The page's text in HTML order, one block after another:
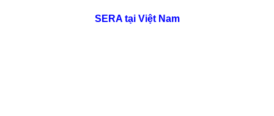
SERA tại Việt Nam